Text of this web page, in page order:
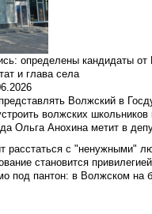
определены кандидаты
и глава села
Волжский в
волжских
Ольга Анохина метит в
расстаться с "ненужными"
становится
под пантон: в Волжском на